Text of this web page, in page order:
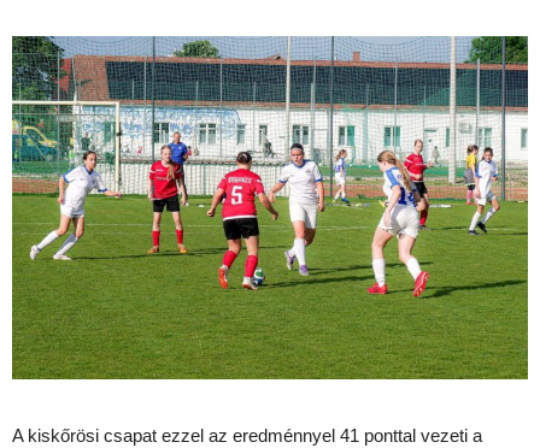
A kiskőrösi csapat ezzel az eredménnyel 41 ponttal vezeti a